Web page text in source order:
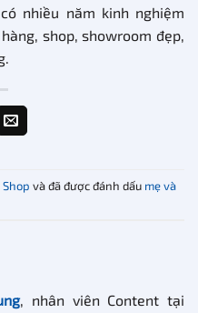
có nhiều năm kinh nghiệm
shop, showroom đẹp,
và đã được đánh dấu mẹ và
, nhân viên Content tại